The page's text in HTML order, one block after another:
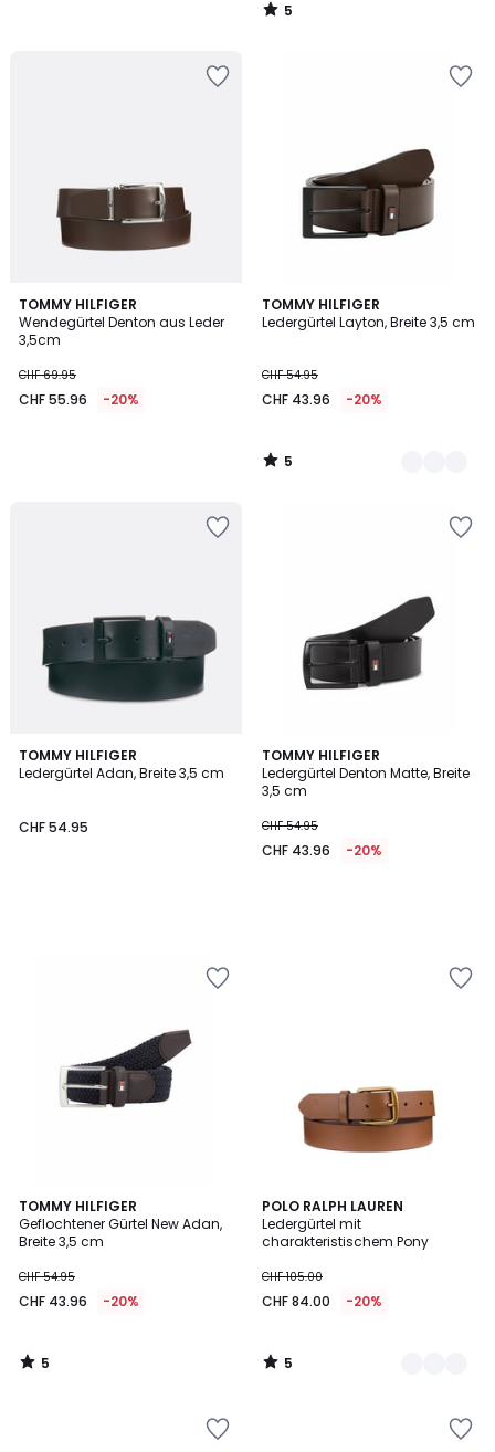
5
/
TOMMY HILFIGER
Wendegürtel Denton aus Leder
3,5cm
CHF 69.95
CHF 55.96 -20%
TOMMY HILFIGER
Ledergürtel Layton, Breite 3,5 cm
CHF 54.95
CHF 43.96 -20%
5
/
2
Farben
5
/
TOMMY HILFIGER
Ledergürtel Adan, Breite 3,5 cm
CHF 54.95
TOMMY HILFIGER
Ledergürtel Denton Matte, Breite
3,5 cm
CHF 54.95
CHF 43.96 -20%
TOMMY HILFIGER
Geflochtener Gürtel New Adan,
Breite 3,5 cm
CHF 54.95
CHF 43.96 -20%
5
/
5
5
/
POLO RALPH LAUREN
Ledergürtel mit
charakteristischem Pony
CHF 105.00
CHF 84.00 -20%
5
/
5
2
Farben
5
/